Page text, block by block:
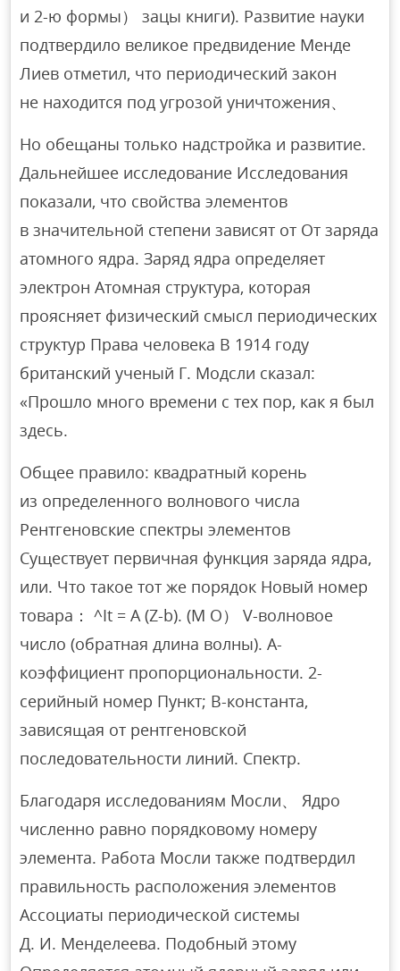
и 2-ю формы） зацы книги). Развитие науки
подтвердило великое предвидение Менде
Лиев отметил, что периодический закон
не находится под угрозой уничтожения、
Но обещаны только надстройка и развитие.
Дальнейшее исследование Исследования
показали, что свойства элементов
в значительной степени зависят от От заряда
атомного ядра. Заряд ядра определяет
электрон Атомная структура, которая
проясняет физический смысл периодических
структур Права человека В 1914 году
британский ученый Г. Модсли сказал:
«Прошло много времени с тех пор, как я был
здесь.
Общее правило: квадратный корень
из определенного волнового числа
Рентгеновские спектры элементов
Существует первичная функция заряда ядра,
или. Что такое тот же порядок Новый номер
товара： ^It = A (Z-b). (М О） V-волновое
число (обратная длина волны). A-
коэффициент пропорциональности. 2-
серийный номер Пункт; B-константа,
зависящая от рентгеновской
последовательности линий. Спектр.
Благодаря исследованиям Мосли、 Ядро
численно равно порядковому номеру
элемента. Работа Мосли также подтвердил
правильность расположения элементов
Ассоциаты периодической системы
Д. И. Менделеева. Подобный этому